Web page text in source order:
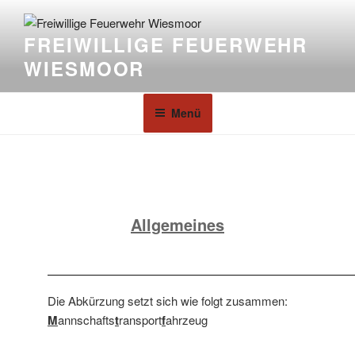
FREIWILLIGE FEUERWEHR
WIESMOOR
Menü
Allgemeines
Die Abkürzung setzt sich wie folgt zusammen:
Mannschaftstransportfahrzeug